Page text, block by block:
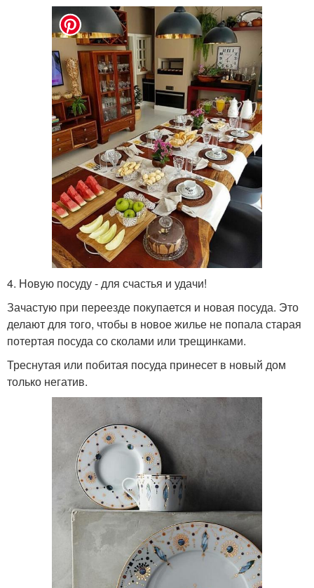
4. Новую посуду - для счастья и удачи!
Зачастую при переезде покупается и новая посуда. Это
делают для того, чтобы в новое жилье не попала старая
потертая посуда со сколами или трещинками.
Треснутая или побитая посуда принесет в новый дом
только негатив.